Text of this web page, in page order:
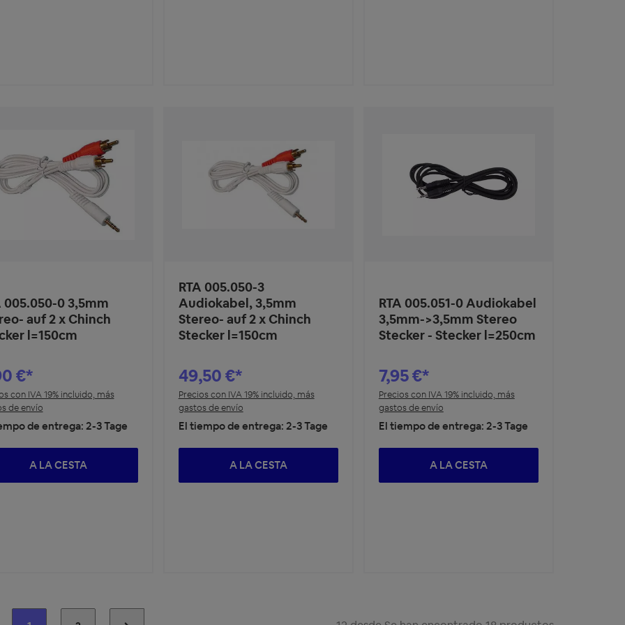
005.050-0 3,5mm
auf 2 x Chinch
l=150cm
€*
con IVA 19% incluido, más
de envío
de entrega: 2-3 Tage
A LA CESTA
RTA 005.050-3
Audiokabel, 3,5mm
Stereo- auf 2 x Chinch
Stecker l=150cm
49,50 €*
Precios con IVA 19% incluido, más
gastos de envío
El tiempo de entrega: 2-3 Tage
A LA CESTA
RTA 005.051-0 Audiokabel
3,5mm->3,5mm Stereo
Stecker - Stecker l=250cm
7,95 €*
Precios con IVA 19% incluido, más
gastos de envío
El tiempo de entrega: 2-3 Tage
A LA CESTA